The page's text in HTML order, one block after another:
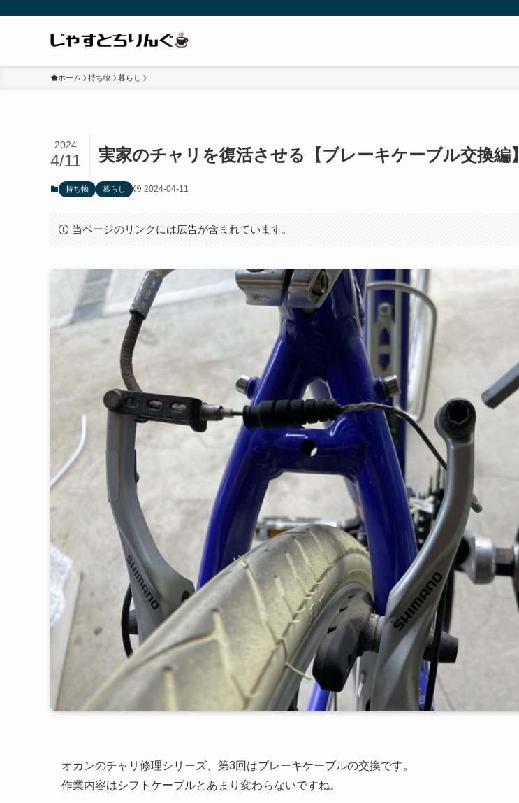
ホーム 持ち物 暮らし
実家のチャリを復活させる【ブレーキケーブル交換編】
2024
4/11
持ち物 暮らし 2024-04-11
当ページのリンクには広告が含まれています。
オカンのチャリ修理シリーズ、第3回はブレーキケーブルの交換です。
作業内容はシフトケーブルとあまり変わらないですね。